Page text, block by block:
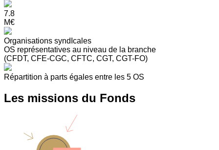
7.8
M€
Organisations syndIcales
OS représentatives au niveau de la branche
(CFDT, CFE-CGC, CFTC, CGT, CGT-FO)
Répartition à parts égales entre les 5 OS
Les missions du Fonds